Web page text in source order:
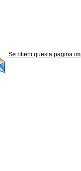
Se ritieni questa pagina